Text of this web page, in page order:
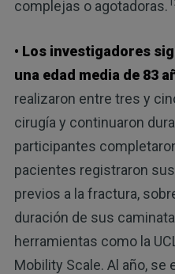
complejas o agotadoras.
• Los investigadores
una edad media de 83
realizaron entre tres y
cirugía y continuaron
participantes
pacientes registraron
previos a la fractura,
duración de sus
herramientas como la
Mobility Scale. Al año, se